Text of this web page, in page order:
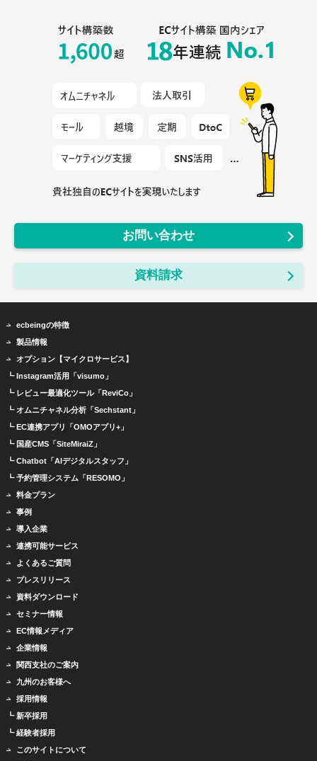
お問い合わせ
資料請求
ecbeingの特徴
製品情報
オプション【マイクロサービス】
┗ Instagram活用「visumo」
┗ レビュー最適化ツール「ReviCo」
┗ オムニチャネル分析「Sechstant」
┗ EC連携アプリ「OMOアプリ+」
┗ 国産CMS「SiteMiraiZ」
┗ Chatbot「AIデジタルスタッフ」
┗ 予約管理システム「RESOMO」
料金プラン
事例
導入企業
連携可能サービス
よくあるご質問
プレスリリース
資料ダウンロード
セミナー情報
EC情報メディア
企業情報
関西支社のご案内
九州のお客様へ
採用情報
┗ 新卒採用
┗ 経験者採用
このサイトについて